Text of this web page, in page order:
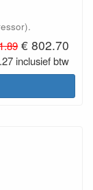
€ 802.70
inclusief btw